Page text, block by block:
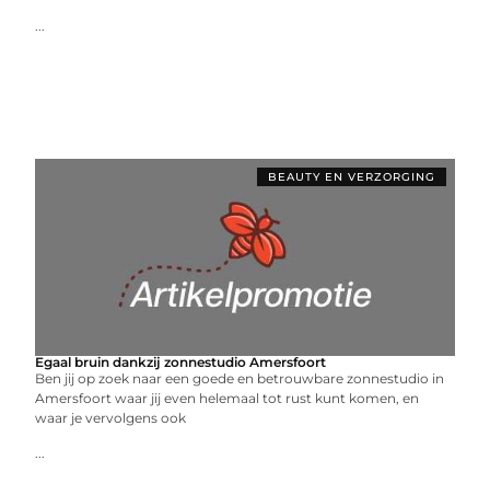
...
BEAUTY EN VERZORGING
Egaal bruin dankzij zonnestudio Amersfoort
Ben jij op zoek naar een goede en betrouwbare zonnestudio in
Amersfoort waar jij even helemaal tot rust kunt komen, en
waar je vervolgens ook
...